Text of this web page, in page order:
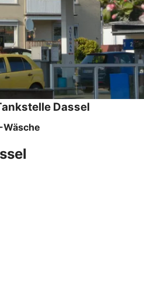
Dassel
Wäsche